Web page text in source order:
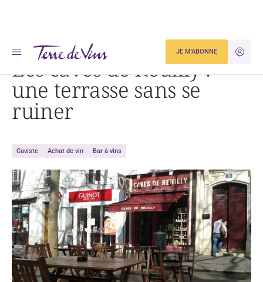
JE
JE M'ABONNE
Accueil Dégustation Les caves de Reuilly : une terrasse sans se ruiner
Les caves de Reuilly :
une terrasse sans se
ruiner
Caviste Achat de vin Bar à vins